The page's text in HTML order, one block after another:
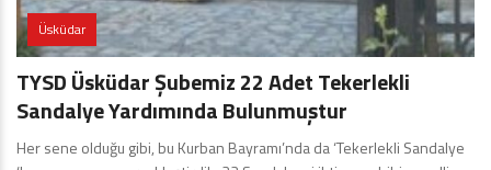
Üsküdar
TYSD Üsküdar Şubemiz 22 Adet Tekerlekli
Sandalye Yardımında Bulunmuştur
Her sene olduğu gibi, bu Kurban Bayramı’nda da ‘Tekerlekli Sandalye